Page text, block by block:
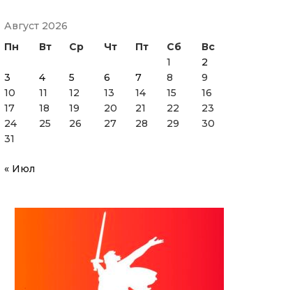
Август 2026
Пн
Вт Ср Чт Пт Сб
Вс
1
2
3
4 5 6 7 8
9
10
11 12 13 14 15
16
17
18 19 20 21 22
23
24
25 26 27 28 29
30
31
« Июл